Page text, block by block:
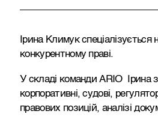
Ірина Климук
конкурентному праві.
У складі команди ARIO Ірина
корпоративні, судові,
правових позицій, аналізі